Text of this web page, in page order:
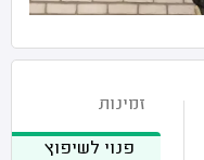
זמינות
פנוי לשיפוץ